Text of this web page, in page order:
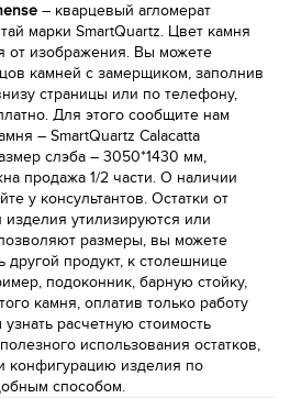
– кварцевый агломерат
марки SmartQuartz. Цвет камня
от изображения. Вы можете
камней с замерщиком, заполнив
страницы или по телефону,
Для этого сообщите нам
– SmartQuartz Calacatta
слэба – 3050*1430 мм,
продажа 1/2 части. О наличии
у консультантов. Остатки от
утилизируются или
размеры, вы можете
другой продукт, к столешнице
подоконник, барную стойку,
камня, оплатив только работу
расчетную стоимость
использования остатков,
конфигурацию изделия по
способом.